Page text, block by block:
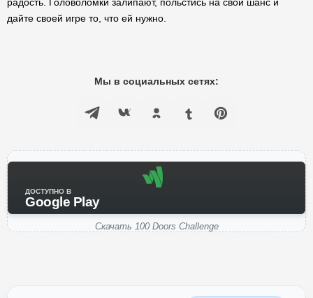
дайте своей игре то, что ей нужно.
Мы в социальных сетях:
ДОСТУПНО В
Google Play
Скачать 100 Doors Challenge